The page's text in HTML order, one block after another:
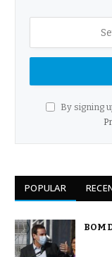
By signing
POPULAR
BOM